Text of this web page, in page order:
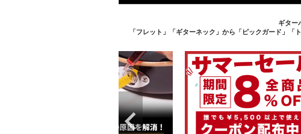
ギター
「フレット」「ギターネック」から「ピックガード」